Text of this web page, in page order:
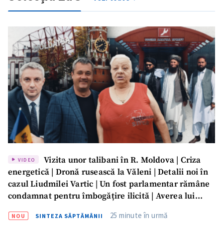
VIDEO
Vizita unor talibani în R. Moldova | Criza
energetică | Dronă rusească la Văleni | Detalii noi în
cazul Liudmilei Vartic | Un fost parlamentar rămâne
condamnat pentru îmbogățire ilicită | Averea lui
GARDĂ
NOU SINTEZA SĂPTĂMÂNII 25 minute în urmă